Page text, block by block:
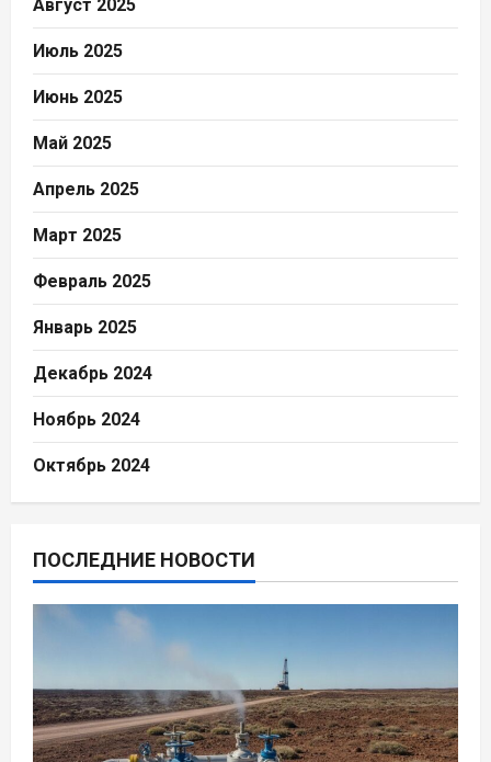
Август 2025
Июль 2025
Июнь 2025
Май 2025
Апрель 2025
Март 2025
Февраль 2025
Январь 2025
Декабрь 2024
Ноябрь 2024
Октябрь 2024
ПОСЛЕДНИЕ НОВОСТИ